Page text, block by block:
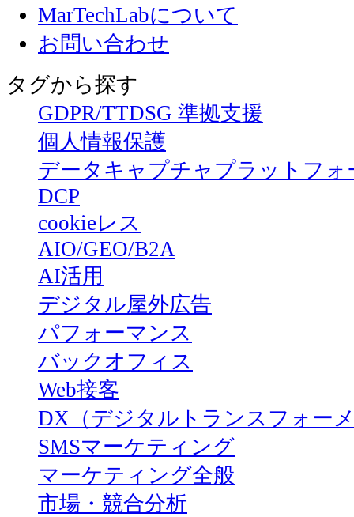
MarTechLabについて
お問い合わせ
タグから探す
GDPR/TTDSG 準拠支援
個人情報保護
データキャプチャプラットフォ
DCP
cookieレス
AIO/GEO/B2A
AI活用
デジタル屋外広告
パフォーマンス
バックオフィス
Web接客
DX（デジタルトランスフォー
SMSマーケティング
マーケティング全般
市場・競合分析